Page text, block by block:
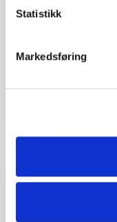
Statistikk
Markedsføring
Stretching for